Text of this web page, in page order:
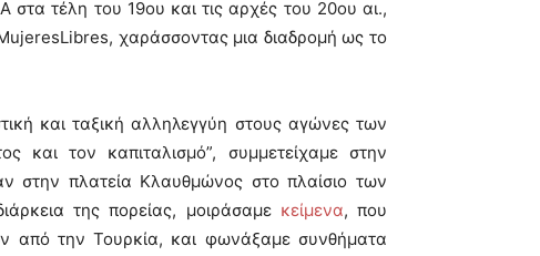
τέλη του 19ου και τις αρχές του 20ου αι.,
χαράσσοντας µια διαδροµή ως το
και ταξική αλληλεγγύη στους αγώνες των
και τον καπιταλισμό”, συμμετείχαμε στην
στην πλατεία Κλαυθμώνος στο πλαίσιο των
της πορείας, μοιράσαμε κείμενα, που
από την Τουρκία, και φωνάξαμε συνθήματα